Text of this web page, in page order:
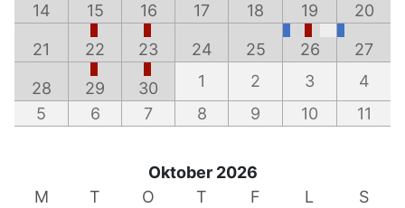
14 15 16 17 18 19 20
21 22 23 24 25 26 27
28 29 30 1 2 3
4
5
6 7 8 9 10 11
Oktober 2026
M
T O T F L
S